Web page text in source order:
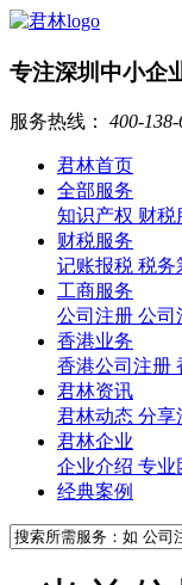
专注深圳中小企
服务热线： 400-
君林首页
全部服务
知识产权 财税
财税服务
记账报税 税务
工商服务
公司注册 公司
香港业务
香港公司注册
君林资讯
君林动态 分享
君林企业
企业介绍 专业
经典案例